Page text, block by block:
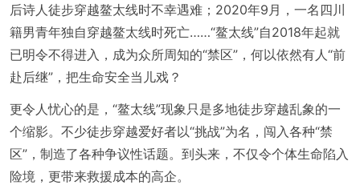
后诗人徒步穿越鳌太线时不幸遇难；2020年9月，一名四川
籍男青年独自穿越鳌太线时死亡……“鳌太线”自2018年起就
已明令不得进入，成为众所周知的“禁区”，何以依然有人“前
赴后继”，把生命安全当儿戏？
更令人忧心的是，“鳌太线”现象只是多地徒步穿越乱象的一
个缩影。不少徒步穿越爱好者以“挑战”为名，闯入各种“禁
区”，制造了各种争议性话题。到头来，不仅令个体生命陷入
险境，更带来救援成本的高企。